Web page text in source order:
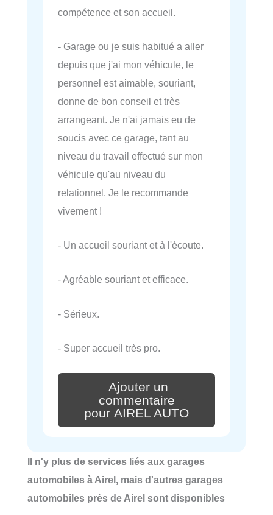
compétence et son accueil.
- Garage ou je suis habitué a aller
depuis que j'ai mon véhicule, le
personnel est aimable, souriant,
donne de bon conseil et très
arrangeant. Je n'ai jamais eu de
soucis avec ce garage, tant au
niveau du travail effectué sur mon
véhicule qu'au niveau du
relationnel. Je le recommande
vivement !
- Un accueil souriant et à l'écoute.
- Agréable souriant et efficace.
- Sérieux.
- Super accueil très pro.
Ajouter un
commentaire
pour AIREL AUTO
Il n'y plus de services liés aux garages
automobiles à Airel, mais d'autres garages
automobiles près de Airel sont disponibles